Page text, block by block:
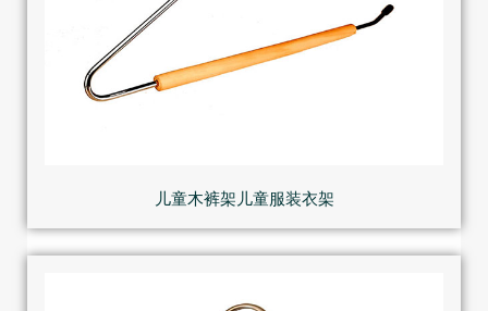
儿童木裤架儿童服装衣架